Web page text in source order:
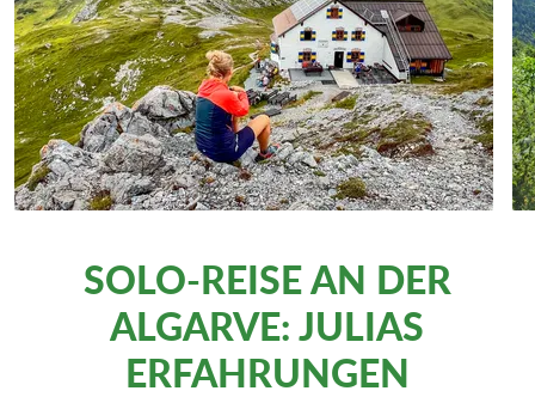
SOLO-REISE AN DER
ALGARVE: JULIAS
ERFAHRUNGEN